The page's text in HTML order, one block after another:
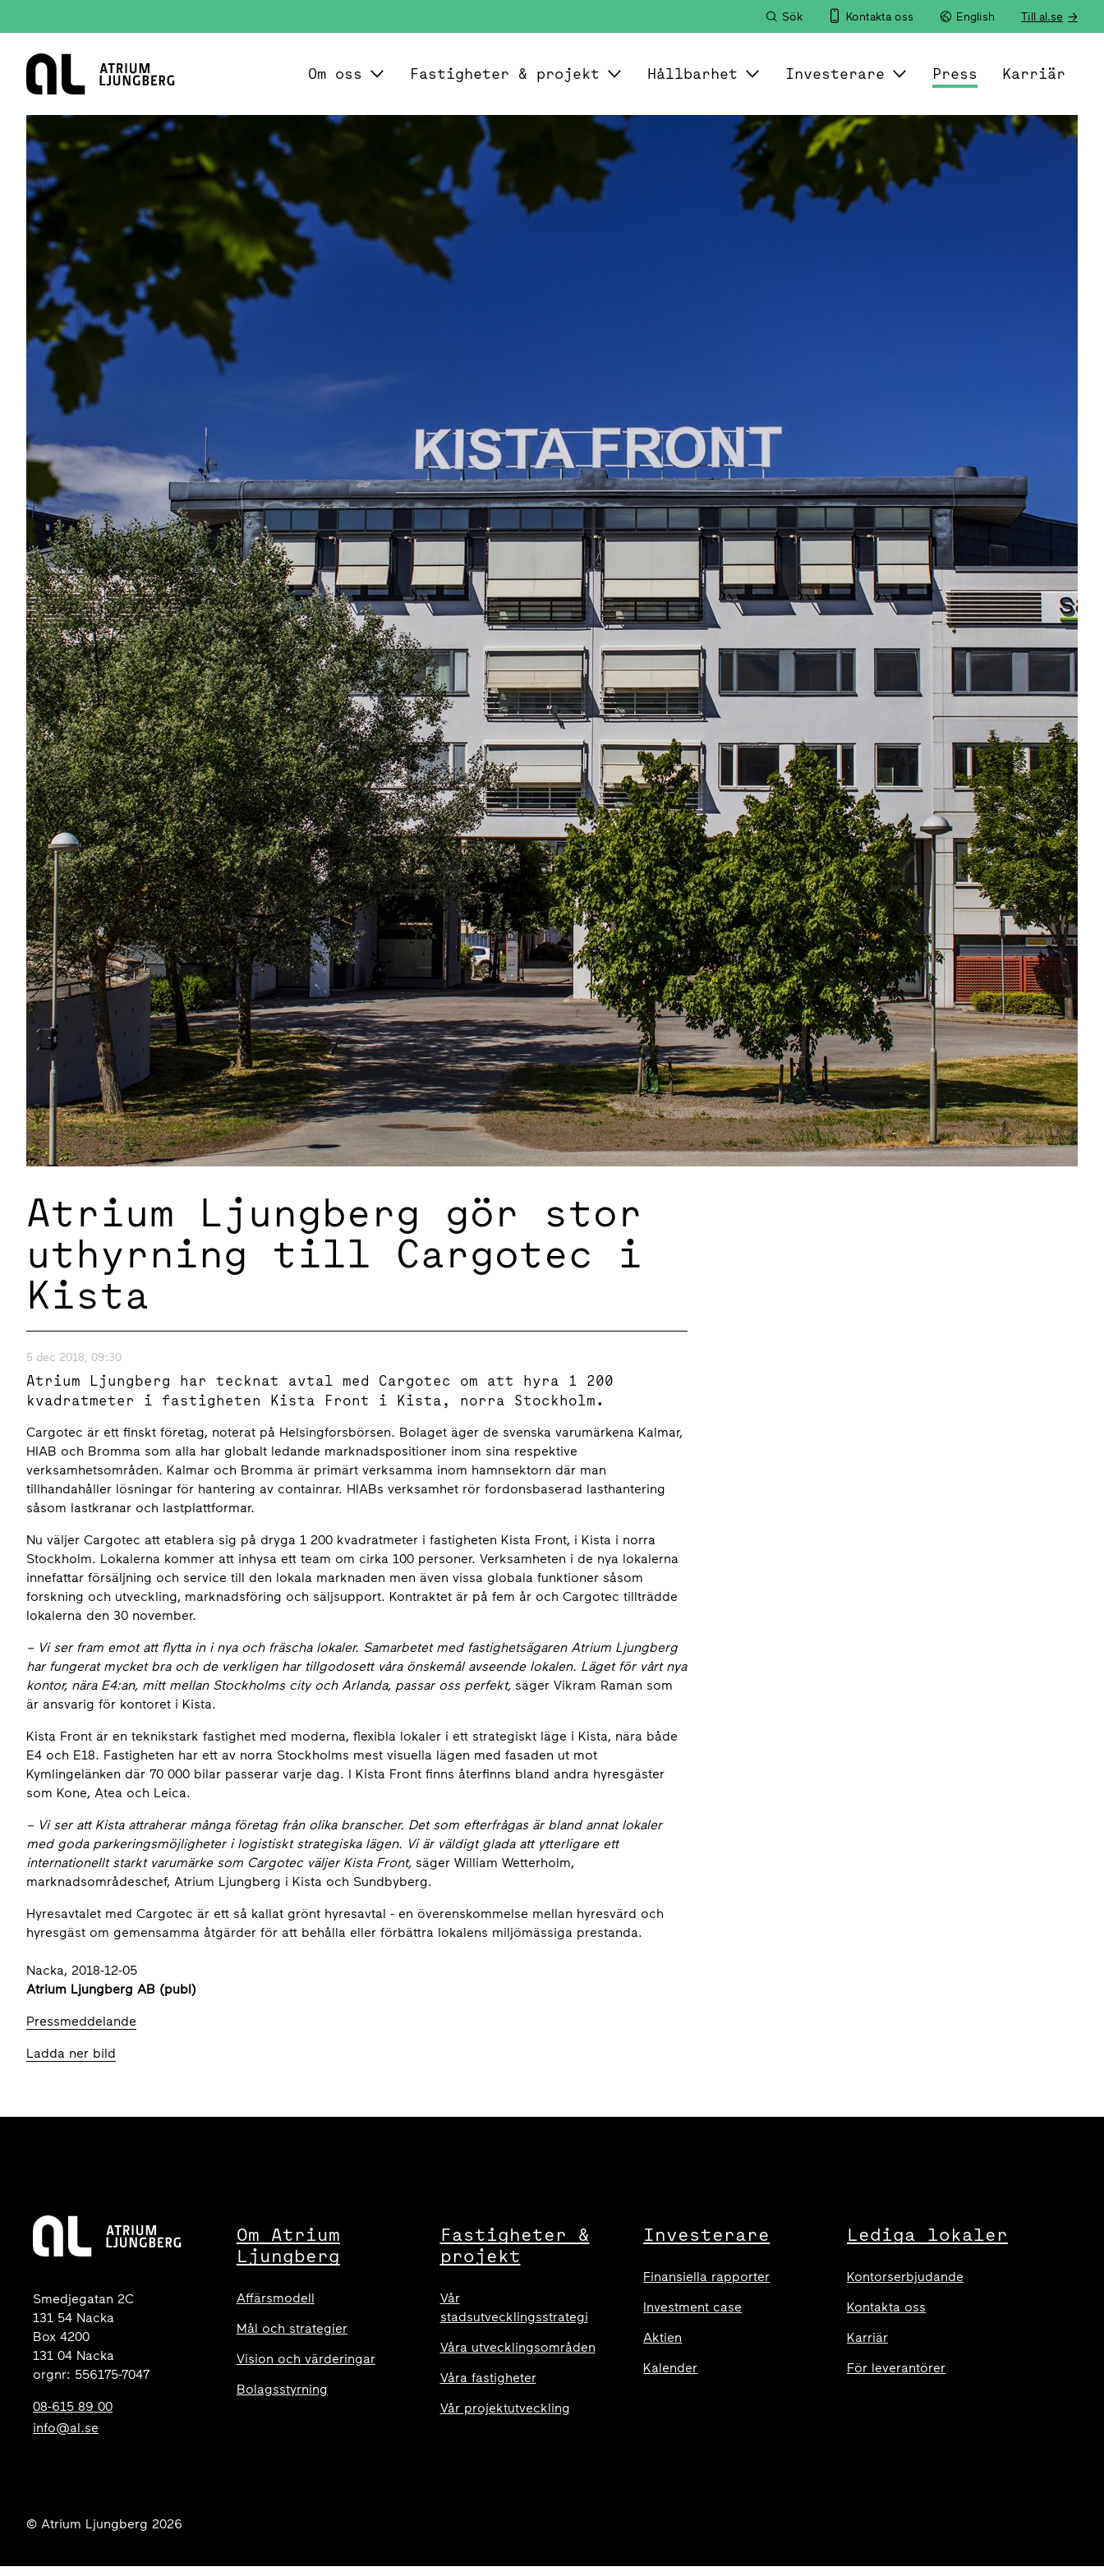
Sök Kontakta oss English Till al.se
Hem
Om oss Fastigheter & projekt Hållbarhet Investerare Press Karriär
Atrium Ljungberg gör stor
uthyrning till Cargotec i
Kista
5 dec 2018, 09:30
Atrium Ljungberg har tecknat avtal med Cargotec om att hyra 1 200
kvadratmeter i fastigheten Kista Front i Kista, norra Stockholm.
Cargotec är ett finskt företag, noterat på Helsingforsbörsen. Bolaget äger de svenska varumärkena Kalmar,
HIAB och Bromma som alla har globalt ledande marknadspositioner inom sina respektive
verksamhetsområden. Kalmar och Bromma är primärt verksamma inom hamnsektorn där man
tillhandahåller lösningar för hantering av containrar. HIABs verksamhet rör fordonsbaserad lasthantering
såsom lastkranar och lastplattformar.
Nu väljer Cargotec att etablera sig på dryga 1 200 kvadratmeter i fastigheten Kista Front, i Kista i norra
Stockholm. Lokalerna kommer att inhysa ett team om cirka 100 personer. Verksamheten i de nya lokalerna
innefattar försäljning och service till den lokala marknaden men även vissa globala funktioner såsom
forskning och utveckling, marknadsföring och säljsupport. Kontraktet är på fem år och Cargotec tillträdde
lokalerna den 30 november.
– Vi ser fram emot att flytta in i nya och fräscha lokaler. Samarbetet med fastighetsägaren Atrium Ljungberg
har fungerat mycket bra och de verkligen har tillgodosett våra önskemål avseende lokalen. Läget för vårt nya
kontor, nära E4:an, mitt mellan Stockholms city och Arlanda, passar oss perfekt, säger Vikram Raman som
är ansvarig för kontoret i Kista.
Kista Front är en teknikstark fastighet med moderna, flexibla lokaler i ett strategiskt läge i Kista, nära både
E4 och E18. Fastigheten har ett av norra Stockholms mest visuella lägen med fasaden ut mot
Kymlingelänken där 70 000 bilar passerar varje dag. I Kista Front finns återfinns bland andra hyresgäster
som Kone, Atea och Leica.
– Vi ser att Kista attraherar många företag från olika branscher. Det som efterfrågas är bland annat lokaler
med goda parkeringsmöjligheter i logistiskt strategiska lägen. Vi är väldigt glada att ytterligare ett
internationellt starkt varumärke som Cargotec väljer Kista Front, säger William Wetterholm,
marknadsområdeschef, Atrium Ljungberg i Kista och Sundbyberg.
Hyresavtalet med Cargotec är ett så kallat grönt hyresavtal - en överenskommelse mellan hyresvärd och
hyresgäst om gemensamma åtgärder för att behålla eller förbättra lokalens miljömässiga prestanda.
Nacka, 2018-12-05
Atrium Ljungberg AB (publ)
Pressmeddelande
Ladda ner bild
Smedjegatan 2C
131 54 Nacka
Box 4200
131 04 Nacka
orgnr: 556175-7047
08-615 89 00
info@al.se
Om Atrium
Ljungberg
Affärsmodell
Mål och strategier
Vision och värderingar
Bolagsstyrning
Fastigheter &
projekt
Vår
stadsutvecklingsstrategi
Våra utvecklingsområden
Våra fastigheter
Vår projektutveckling
Investerare
Finansiella rapporter
Investment case
Aktien
Kalender
Lediga lokaler
Kontorserbjudande
Kontakta oss
Karriär
För leverantörer
© Atrium Ljungberg 2026